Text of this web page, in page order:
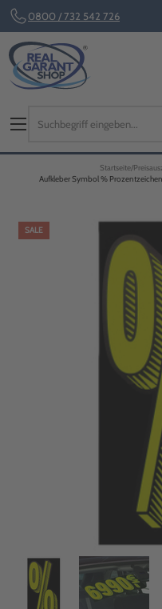
0800 / 732 542 726
Startseite
Aufkleber Symbol %
SALE